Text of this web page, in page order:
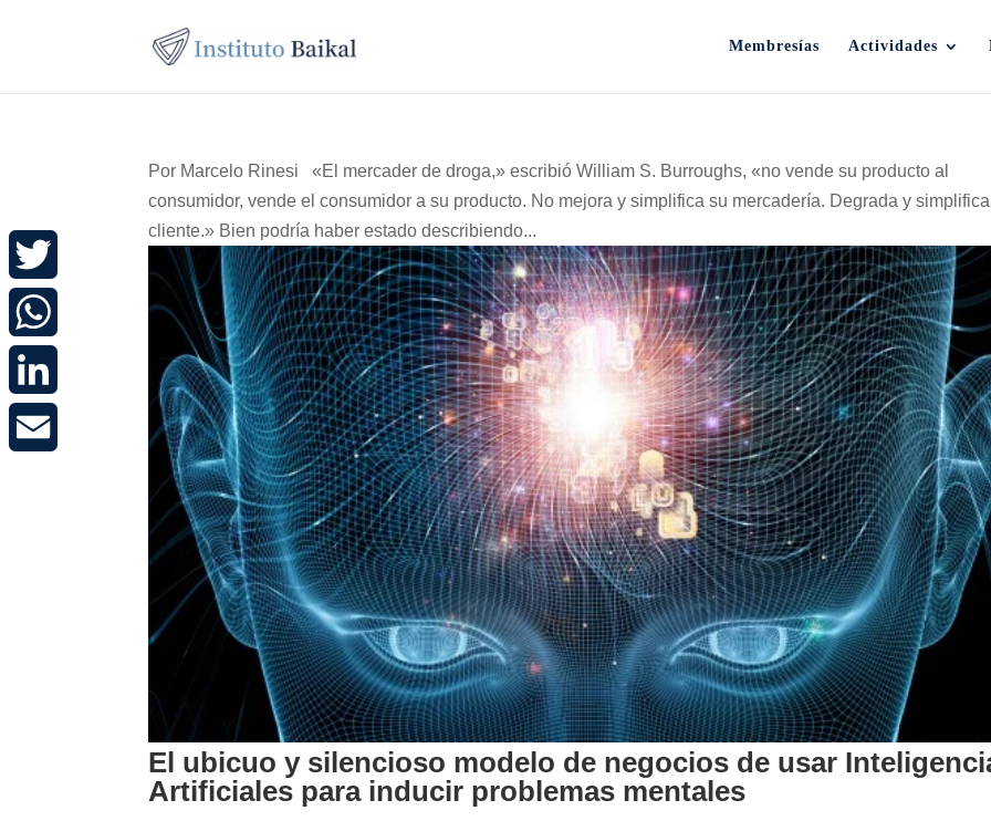
Membresías Actividades
El ubicuo y silencioso modelo de negocios de usar
Artificiales para inducir problemas mentales
Por Marcelo Rinesi «El mercader de droga,» escribió William S. Burroughs, «no vende su producto al
consumidor, vende el consumidor a su producto. No mejora y simplifica su mercadería. Degrada y
cliente.» Bien podría haber estado describiendo...
Twitter
WhatsApp
LinkedIn